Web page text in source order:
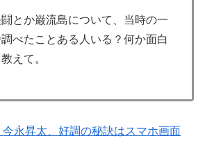
祝福！【海外の反応】
日本のアルフォートというチョコレート
けて責任転嫁
レビ2026入社新人アナウンサーwww
とか巌流島について、当時の一
べたことある人いる？何か面白
えて。
今永昇太、好調の秘訣はスマホ画面